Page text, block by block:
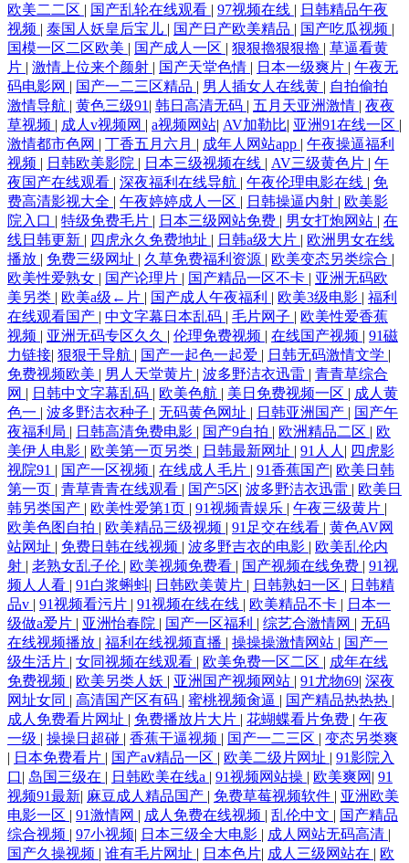
欧美二二区 | 国产乱轮在线观看 | 97视频在线 | 日韩精品午夜
视频 | 泰国人妖皇后宝儿 | 国产日产欧美精品 | 国产吃瓜视频 |
国模一区二区欧美 | 国产成人一区 | 狠狠擼狠狠擼 | 草逼看黄
片 | 激情上位来个颜射 | 国产天堂色情 | 日本一级爽片 | 午夜无
码电影网 | 国产一二三区精品 | 男人插女人在线黄 | 自拍偷拍
激情导航 | 黄色三级91 | 韩日高清无码 | 五月天亚洲激情 | 夜夜
草视频 | 成人v视频网 | a视频网站| AV加勒比| 亚洲91在线一区 |
激情都市色网 | 丁香五月六月 | 成年人网站app | 午夜操逼福利
视频 | 日韩欧美影院 | 日本三级视频在线 | AV三级黄色片 | 午
夜国产在线观看 | 深夜福利在线导航 | 午夜伦理电影在线 | 免
费高清影视大全 | 午夜婷婷成人一区 | 日韩操逼内射 | 欧美影
院入口 | 特级免费毛片 | 日本三级网站免费 | 男女打炮网站 | 在
线日韩更新 | 四虎永久免费地址 | 日韩a级大片 | 欧洲男女在线
播放 | 免费三级网址 | 久草免费福利资源 | 欧美变态另类综合 |
欧美性爱熟女 | 国产论理片 | 国产精品一区不卡 | 亚洲无码欧
美另类 | 欧美a级←片 | 国产成人午夜福利 | 欧美3级电影 | 福利
在线观看国产 | 中文字幕日本乱码 | 毛片网子 | 欧美性爱香蕉
视频 | 亚洲无码专区久久 | 伦理免费视频 | 在线国产视频 | 91磁
力链接| 狠狠干导航 | 国产一起色一起爱 | 日韩无码激情文学 |
免费视频欧美 | 男人天堂黄片 | 波多野洁衣迅雷 | 青青草综合
网 | 日韩中文字幕乱码 | 欧美色航 | 美日免费视频一区 | 成人黄
色一 | 波多野洁衣种子 | 无码黄色网址 | 日韩亚洲国产 | 国产午
夜福利局 | 日韩高清免费电影 | 国产9自拍 | 欧洲精品二区 | 欧
美伊人电影 | 欧美第一页另类 | 日韩最新网址 | 91人人 | 四虎影
视院91 | 国产一区视频 | 在线成人毛片 | 91香蕉国产| 欧美日韩
第一页 | 青草青青在线观看 | 国产5区| 波多野洁衣迅雷 | 欧美日
韩另类国产 | 欧美性爱第1页 | 91视频青娱乐 | 午夜三级黄片 |
欧美色图自拍 | 欧美精品三级视频 | 91足交在线看 | 黄色AV网
站网址 | 免费日韩在线视频 | 波多野吉衣的电影 | 欧美乱伦内
射 | 老熟女乱子伦 | 欧美视频免费看 | 国产视频在线免费 | 91视
频人人看 | 91白浆蝌蚪| 日韩欧美黄片 | 日韩熟妇一区 | 日韩精
品v | 91视频看污片 | 91视频在线在线 | 欧美精品不卡 | 日本一
级做a爱片 | 亚洲怡春院 | 国产一区福利 | 综艺合激情网 | 无码
在线视频播放 | 福利在线视频直播 | 操操操激情网站 | 国产一
级生活片 | 女同视频在线观看 | 欧美免费一区二区 | 成年在线
免费视频 | 欧美另类人妖 | 亚洲国产视频网站 | 91尤物69| 深夜
网址女同 | 高清国产区有码 | 蜜桃视频肏逼 | 国产精品热热热 |
成人免费看片网址 | 免费播放片大片 | 花蝴蝶看片免费 | 午夜
一级 | 操操日超碰 | 香蕉干逼视频 | 国产一二三区 | 变态另类爽
| 日本免费看片 | 国产aⅴ精品一区 | 欧美二级片网址 | 91影院入
口| 岛国三级在 | 日韩欧美在线a | 91视频网站操 | 欧美爽网 | 91
视频91最新| 麻豆成人精品国产 | 免费草莓视频软件 | 亚洲欧美
电影一区 | 91激情网 | 成人免费在线视频 | 乱伦中文 | 国产精品
综合视频 | 97小视频| 日本三级全大电影 | 成人网站无码高清 |
国产久操视频 | 谁有毛片网址 | 日本色片| 成人三级网站在 | 欧